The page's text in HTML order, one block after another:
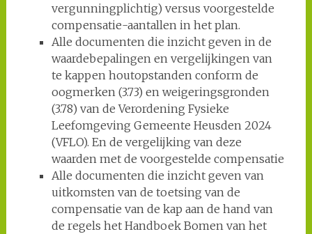
vergunningplichtig) versus voorgestelde
compensatie-aantallen in het plan.
Alle documenten die inzicht geven in de
waardebepalingen en vergelijkingen van
te kappen houtopstanden conform de
oogmerken (3.73) en weigeringsgronden
(3.78) van de Verordening Fysieke
Leefomgeving Gemeente Heusden 2024
(VFLO). En de vergelijking van deze
waarden met de voorgestelde compensatie
Alle documenten die inzicht geven van
uitkomsten van de toetsing van de
compensatie van de kap aan de hand van
de regels het Handboek Bomen van het